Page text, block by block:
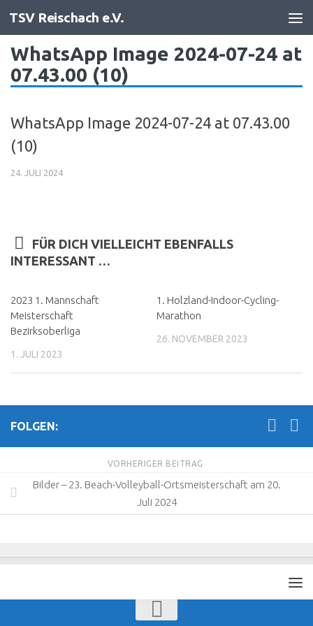
Zum Inhalt springen
TSV Reischach e.V.
WhatsApp Image 2024-07-24 at
07.43.00 (10)
WhatsApp Image 2024-07-24 at 07.43.00
(10)
24. JULI 2024
FÜR DICH VIELLEICHT EBENFALLS
INTERESSANT …
2023 1. Mannschaft
Meisterschaft
Bezirksoberliga
1. JULI 2023
1. Holzland-Indoor-Cycling-
Marathon
26. NOVEMBER 2023
FOLGEN:
VORHERIGER BEITRAG
Bilder – 23. Beach-Volleyball-Ortsmeisterschaft am 20.
Juli 2024